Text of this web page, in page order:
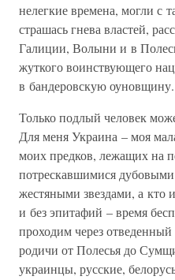
нелегкие времена, могли с
страшась гнева властей,
Галиции, Волыни и в
жуткого воинствующего
в бандеровскую оуновщину.
Только подлый человек
Для меня Украина – моя
моих предков, лежащих на
потрескавшимися
жестяными звездами, а кто
и без эпитафий – время
проходим через
родичи от Полесья до
украинцы, русские,